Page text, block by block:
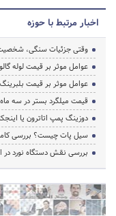
اخبار مرتبط با حوزه
وقتی جزئیات سنگی،
عوامل موثر بر قیمت لوله
عوامل موثر بر قیمت
قیمت میلگرد بستر در سه ماه
دوزینگ پمپ اتاترون یا
سیل پات چیست؟ بررسی کامل
بررسی نقش دستگاه نورد در